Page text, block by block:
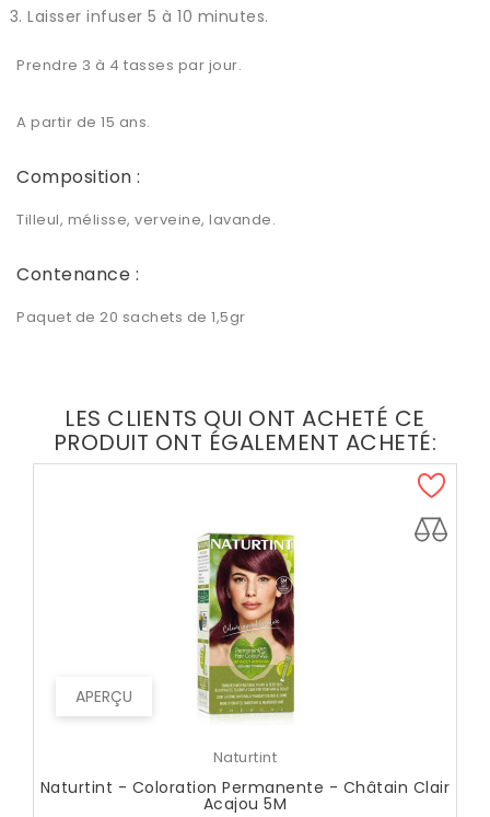
Laisser infuser 5 à 10 minutes.
Prendre 3 à 4 tasses par jour.
A partir de 15 ans.
Composition :
Tilleul, mélisse, verveine, lavande.
Contenance :
Paquet de 20 sachets de 1,5gr
LES CLIENTS QUI ONT ACHETÉ CE
PRODUIT ONT ÉGALEMENT ACHETÉ:
APERÇU
Naturtint
Naturtint - Coloration Permanente - Châtain Clair
Acajou 5M